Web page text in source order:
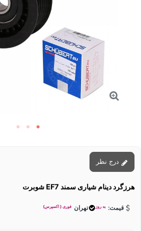
هرزگرد دینام شیاری سمند EF7 شوبرت
قیمت: به روز تهران فوری ( اکسپرس)